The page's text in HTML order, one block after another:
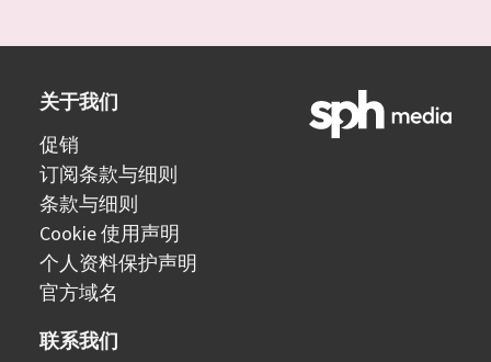
关于我们
促销
订阅条款与细则
条款与细则
Cookie 使用声明
个人资料保护声明
官方域名
联系我们